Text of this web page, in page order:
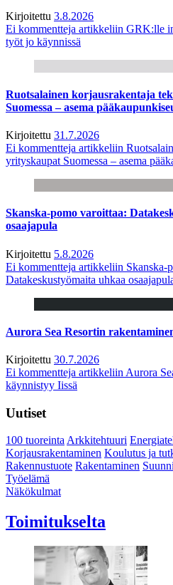
Kirjoitettu 3.8.2026
Ei kommentteja artikkeliin GRK:lle
työt jo käynnissä
Ruotsalainen korjausrakentaja
Suomessa – asema
Kirjoitettu 31.7.2026
Ei kommentteja artikkeliin
yrityskaupat Suomessa – asema
Skanska-pomo varoittaa:
osaajapula
Kirjoitettu 5.8.2026
Ei kommentteja artikkeliin Skanska-
Datakeskustyömaita uhkaa
Aurora Sea Resortin
Kirjoitettu 30.7.2026
Ei kommentteja artikkeliin Aurora
käynnistyy Iissä
Uutiset
100 tuoreintaArkkitehtuuri
Korjausrakentaminen Koulutus ja
Rakennustuote Rakentaminen
Työelämä
Näkökulmat
Toimitukselta